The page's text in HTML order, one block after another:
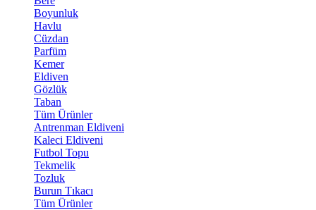
Boyunluk
Havlu
Cüzdan
Parfüm
Kemer
Eldiven
Gözlük
Taban
Tüm Ürünler
Antrenman Eldiveni
Kaleci Eldiveni
Futbol Topu
Tekmelik
Tozluk
Burun Tıkacı
Tüm Ürünler